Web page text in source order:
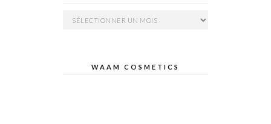
Archives
WAAM COSMETICS